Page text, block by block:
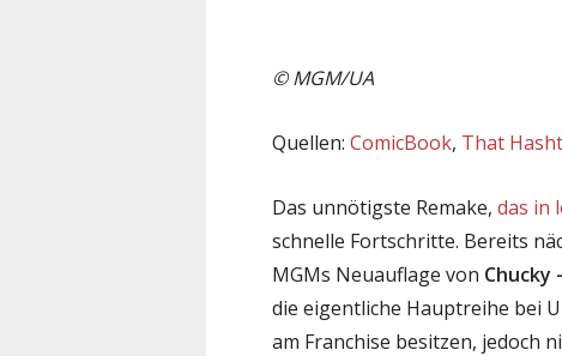
© MGM/UA
Quellen: ComicBook, That
Das unnötigste Remake, das in
schnelle Fortschritte. Bereits
MGMs Neuauflage von Chucky
die eigentliche Hauptreihe bei
am Franchise besitzen, jedoch